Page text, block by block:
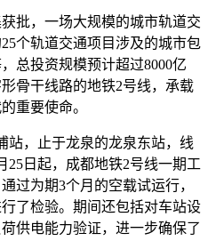
批，一场大规模的城市轨道交
个轨道交通项目涉及的城市包
总投资规模预计超过8000亿
骨干线路的地铁2号线，承载
重要使命。
站，止于龙泉的龙泉东站，线
25日起，成都地铁2号线一期工
过为期3个月的空载试运行，
了检验。期间还包括对车站设
供电能力验证，进一步确保了